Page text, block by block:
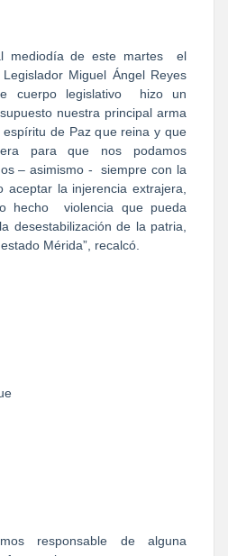
mediodía de este martes
el
Miguel Ángel Reyes
cuerpo legislativo
hizo un
nuestra principal arma
de Paz que reina y que
para que nos podamos
– asimismo -
siempre con la
aceptar la injerencia extrajera,
hecho
violencia que pueda
desestabilización de la patria,
Mérida”, recalcó.
responsable de alguna